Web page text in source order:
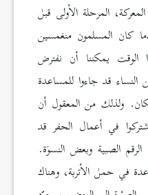
المرحلة الأولى قبل
كان المسلمون منغمسين
يمكننا أن نفترض
قد جاءوا للمساعدة
ولذلك من المعقول أن
في أعمال الحفر قد
الصبية وبعض النسوَة.
في حمل الأتربة، وهناك